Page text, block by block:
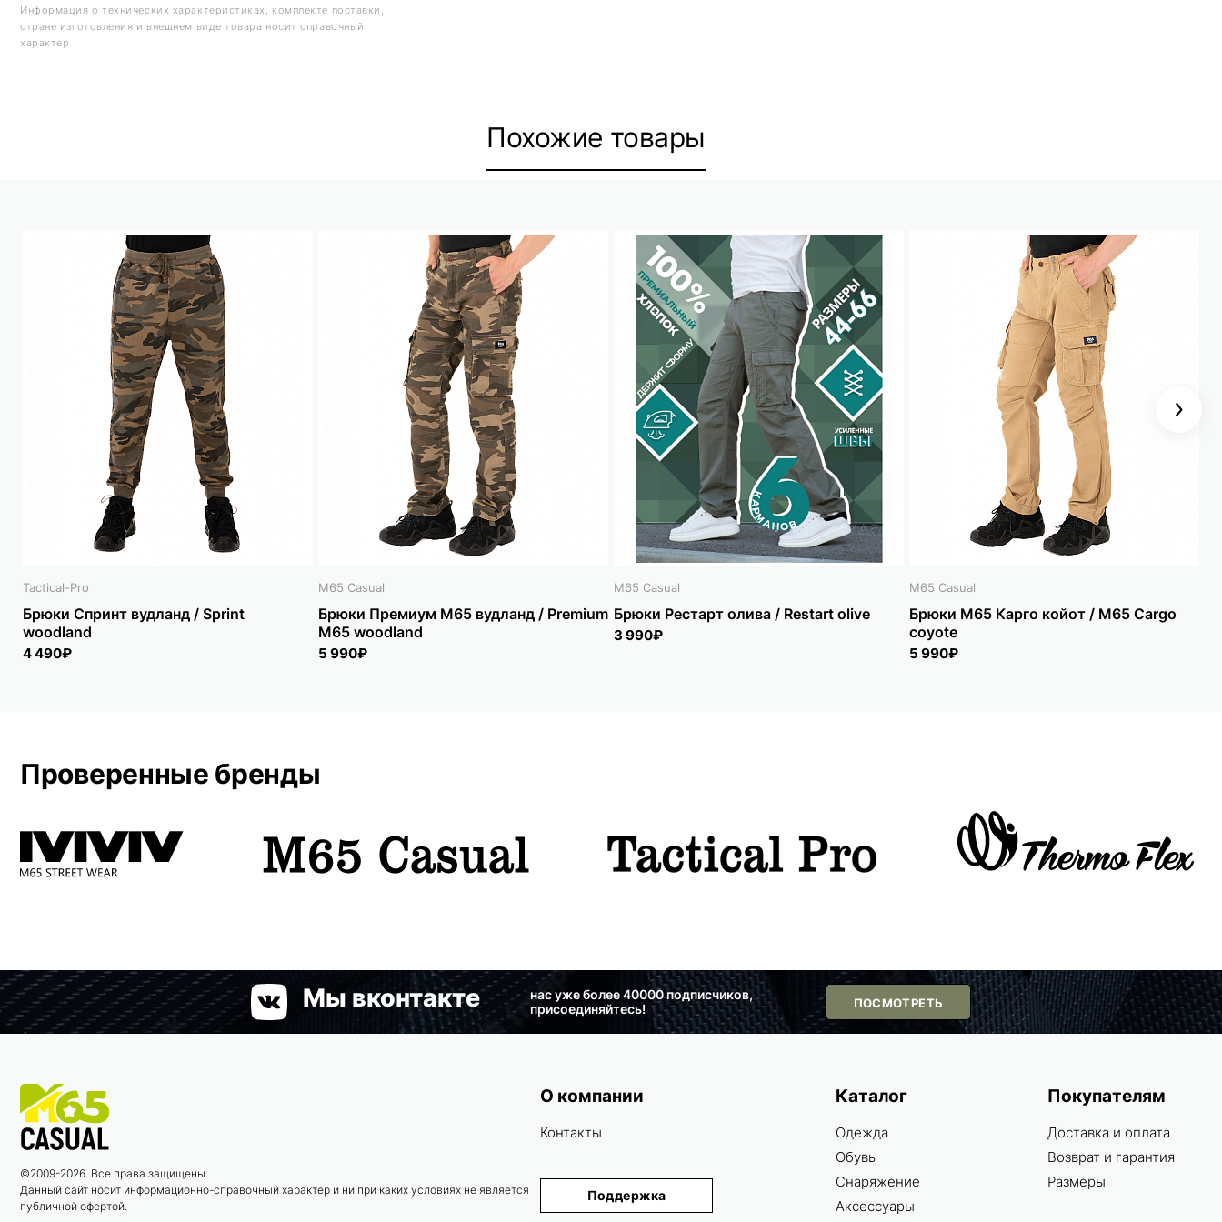
Информация о технических характеристиках, комплекте поставки,
стране изготовления и внешнем виде товара носит справочный
характер
Похожие товары
Tactical-Pro
Брюки Спринт вудланд / Sprint
woodland
4 490₽
M65 Casual
Брюки Премиум M65 вудланд / Premium
M65 woodland
5 990₽
M65 Casual
Брюки Рестарт олива / Restart olive
3 990₽
M65 Casual
Брюки M65 Карго койот / M65 Cargo
coyote
5 990₽
Next
Проверенные бренды
Мы вконтакте
нас уже более 40000 подписчиков,
присоединяйтесь!
ПОСМОТРЕТЬ
©2009-2026. Все права защищены.
Данный сайт носит информационно-справочный характер и ни при каких условиях не является
публичной офертой.
О компании
Контакты
Поддержка
Каталог
Одежда
Обувь
Снаряжение
Аксессуары
Покупателям
Доставка и оплата
Возврат и гарантия
Размеры